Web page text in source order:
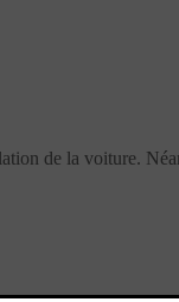
de la voiture.